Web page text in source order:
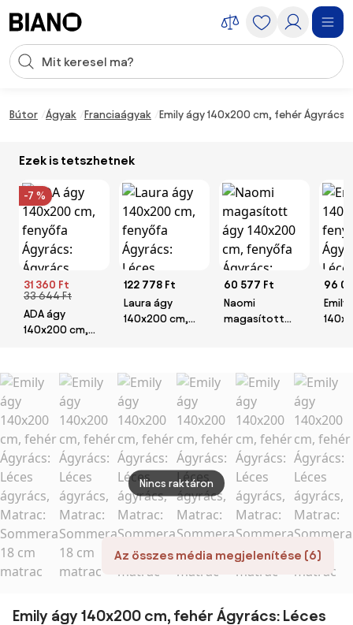
Keresési bevitel
Bútor Ágyak Franciaágyak Emily ágy 140x200 cm, fehér
Ezek is tetszhetnek
-7 %
31 360 Ft
33 644 Ft
ADA ágy
140x200 cm,
Ágyrács nélkül,
Matrac: Matrac
122 778 Ft
Laura ágy
140x200 cm,
Matrac:
Sommera 18 cm
matrac
60 577 Ft
Naomi
magasított
ágyrács,
Matrac: Matrac
nélkül
96
Emily
Az összes média megjelenítése (6)
Nincs raktáron
Emily ágy 140x200 cm, fehér Ágyrács: Léces